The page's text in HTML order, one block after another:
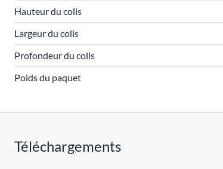
Hauteur du colis
Largeur du colis
Profondeur du colis
Poids du paquet
Téléchargements